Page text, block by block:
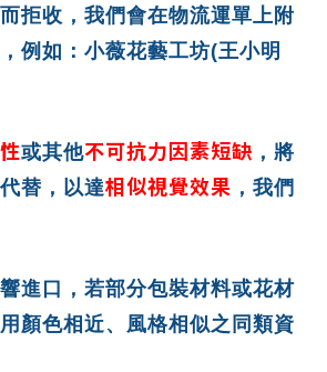
拒收，我們會在物流運單上附
例如：小薇花藝工坊(王小明
或其他不可抗力因素短缺 ，將
替，以達相似視覺效果 ，我們
進口，若部分包裝材料或花材
顏色相近、風格相似之同類資